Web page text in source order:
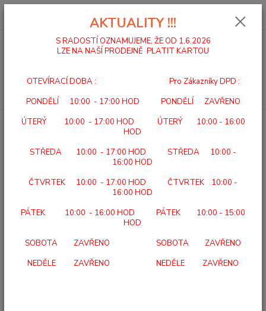
0,00 Kč
Úvod SEBEOBSLUHA ZVYŠOVACÍ NÁSTAVCE K ŽIDLÍM ADL 63
ZVYŠOVACÍ NÁSTAVCE K ŽIDLÍM
AKTUALITY !!!
S RADOSTÍ OZNAMUJEME, ŽE OD 1.6.2026
LZE NA NAŠÍ PRODEJNĚ PLATIT KARTOU
OTEVÍRACÍ DOBA : Pro Zákazníky DPD :
PONDĚLÍ 10:00 - 17:00 HOD PONDĚLÍ ZAVŘENO
ÚTERÝ 10:00 - 17:00 HOD ÚTERÝ 10:00 - 16:00
HOD
STŘEDA 10:00 - 17:00 HOD STŘEDA 10:00 -
16:00 HOD
ČTVRTEK 10:00 - 17:00 HOD ČTVRTEK 10:00 -
16:00 HOD
PÁTEK 10:00 - 16:00 HOD PÁTEK 10:00 - 15:00
HOD
SOBOTA ZAVŘENO SOBOTA ZAVŘENO
NEDĚLE ZAVŘENO NEDĚLE ZAVŘENO